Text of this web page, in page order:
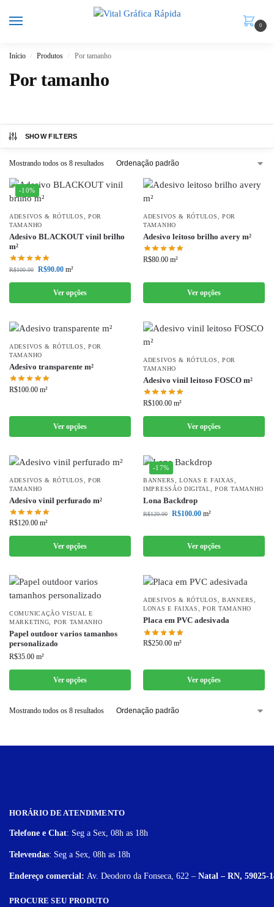
0
Início / Produtos / Por tamanho
Por tamanho
SHOW FILTERS
Mostrando todos os 8 resultados
-10%
ADESIVOS & RÓTULOS ,POR
TAMANHO
Adesivo BLACKOUT vinil brilho
m²
R$100.00 R$90.00 m²
Ver opções
ADESIVOS & RÓTULOS ,POR
TAMANHO
Adesivo leitoso brilho avery m²
R$80.00 m²
Ver opções
ADESIVOS & RÓTULOS ,POR
TAMANHO
Adesivo transparente m²
R$100.00 m²
Ver opções
ADESIVOS & RÓTULOS ,POR
TAMANHO
Adesivo vinil leitoso FOSCO m²
R$100.00 m²
Ver opções
ADESIVOS & RÓTULOS ,POR
TAMANHO
Adesivo vinil perfurado m²
R$120.00 m²
Ver opções
-17%
BANNERS, LONAS E FAIXAS
IMPRESSÃO DIGITAL ,POR TAMANHO
Lona Backdrop
R$120.00 R$100.00 m²
Ver opções
COMUNICAÇÃO VISUAL E
MARKETING, POR TAMANHO
Papel outdoor varios tamanhos
personalizado
R$35.00 m²
Ver opções
ADESIVOS & RÓTULOS,BANNERS,
LONAS E FAIXAS,POR TAMANHO
Placa em PVC adesivada
R$250.00 m²
Ver opções
Mostrando todos os 8 resultados
HORÁRIO DE ATENDIMENTO
Telefone e Chat: Seg a Sex, 08h as 18h
Televendas: Seg a Sex, 08h as 18h
Endereço comercial: Av. Deodoro da Fonseca, 622 – Natal – RN, 59025-
PROCURE SEU PRODUTO